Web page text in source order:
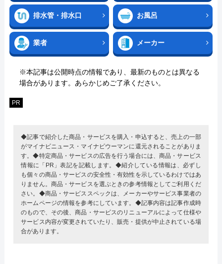
排水管・排水口 お風呂
業者 メーカー
※本記事は公開時点の情報であり、最新のものとは異なる
場合があります。あらかじめご了承ください。
PR
◆記事で紹介した商品・サービスを購入・申込すると、売上の一部
がマイナビニュース・マイナビウーマンに還元されることがありま
す。◆特定商品・サービスの広告を行う場合には、商品・サービス
情報に「PR」表記を記載します。◆紹介している情報は、必ずし
も個々の商品・サービスの安全性・有効性を示しているわけではあ
りません。商品・サービスを選ぶときの参考情報としてご利用くだ
さい。◆商品・サービススペックは、メーカーやサービス事業者の
ホームページの情報を参考にしています。◆記事内容は記事作成時
のもので、その後、商品・サービスのリニューアルによって仕様や
サービス内容が変更されていたり、販売・提供が中止されている場
合があります。